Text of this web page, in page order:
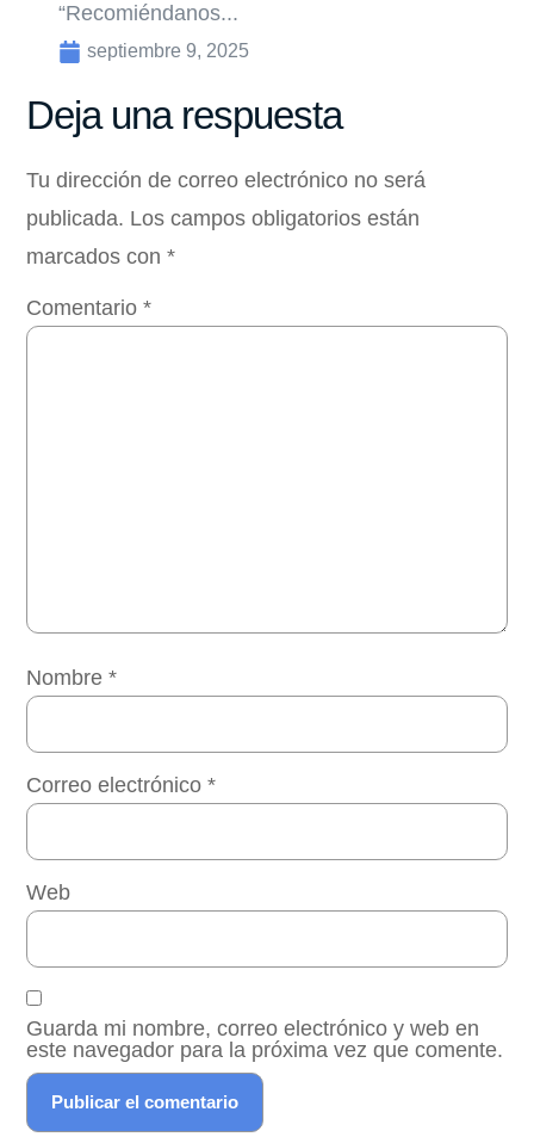
“Recomiéndanos...
septiembre 9, 2025
Deja una respuesta
Tu dirección de correo electrónico no será
publicada. Los campos obligatorios están
marcados con*
Comentario*
Nombre*
Correo electrónico*
Web
Guarda mi nombre, correo electrónico y web en
este navegador para la próxima vez que comente.